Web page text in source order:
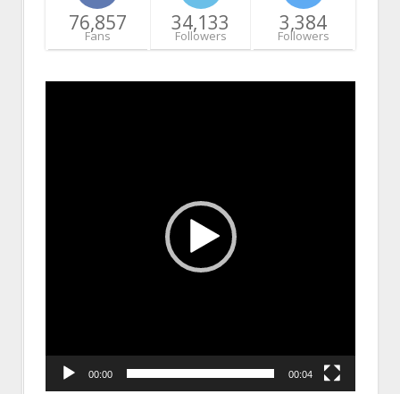
76,857
Fans
34,133
Followers
3,384
Followers
00:00 00:04